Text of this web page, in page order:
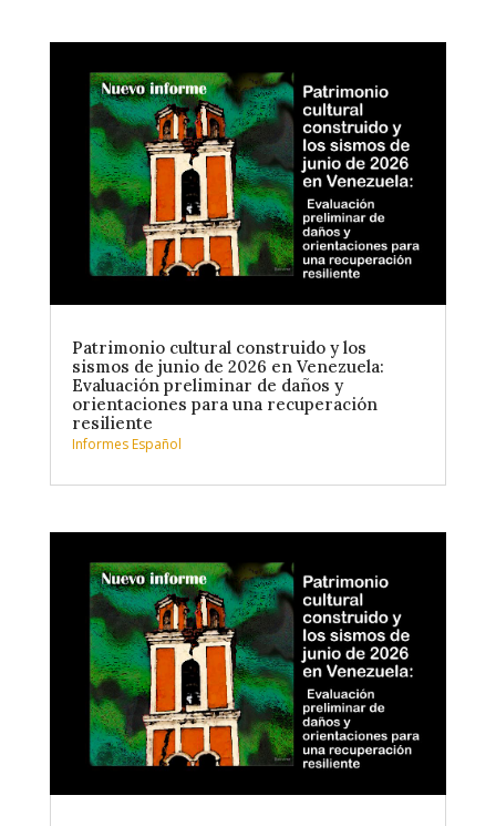
Patrimonio cultural construido y los
sismos de junio de 2026 en Venezuela:
Evaluación preliminar de daños y
orientaciones para una recuperación
resiliente
Informes Español